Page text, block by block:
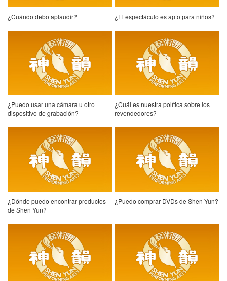
¿Cuándo debo aplaudir? ¿El espectáculo es apto para niños?
¿Puedo usar una cámara u otro
dispositivo de grabación?
¿Cuál es nuestra política sobre los
revendedores?
¿Dónde puedo encontrar productos
de Shen Yun?
¿Puedo comprar DVDs de Shen Yun?